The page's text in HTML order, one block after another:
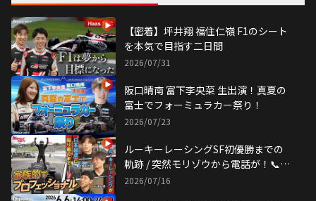
【密着】坪井翔 福住仁嶺 F1のシート
を本気で目指す二日間
2026/07/31
阪口晴南 富下李央菜 生出演！真夏の
富士でフォーミュラカー祭り！
2026/07/23
ルーキーレーシングSF初優勝までの
軌跡 / 突然モリゾウから電話が！📞
「ご褒美の件」
2026/07/16